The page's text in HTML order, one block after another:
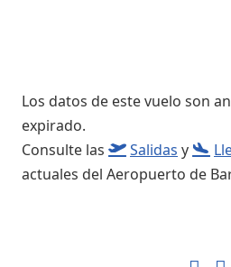
Los datos de este vuelo son
expirado.
Consulte las
Salidas y
actuales del Aeropuerto de